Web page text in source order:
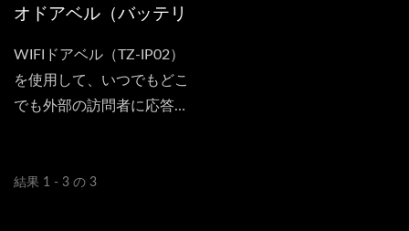
ルタイムなコミュニケーシ
クセス管理を可能にしま
す。双方向オーディオ機能
により、明瞭で鮮明な会話
オドアベル（バッテリ
WIFIドアベル（TZ-IP02）
を使用して、いつでもどこ
でも外部の訪問者に応答で
対側にいるときでも、家で
結果 1 - 3 の 3